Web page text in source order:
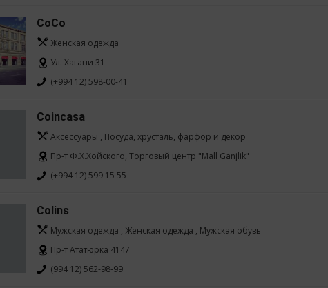
CoCo
Женская одежда
Ул. Хагани 31
(+994 12) 598-00-41
Coincasa
Аксессуары , Посуда, хрусталь, фарфор и декор
Пр-т Ф.Х.Хойского, Торговый центр "Mall Ganjlik"
(+994 12) 599 15 55
Colins
Мужская одежда , Женская одежда , Мужская обувь
Пр-т Ататюрка 4147
(994 12) 562-98-99